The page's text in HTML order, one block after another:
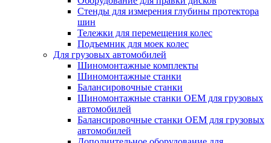
Стенды для измерения глубины протектора
шин
Тележки для перемещения колес
Подъемник для моек колеc
Для грузовых автомобилей
Шиномонтажные комплекты
Шиномонтажные станки
Балансировочные станки
Шиномонтажные станки ОЕМ для грузовых
автомобилей
Балансировочные станки ОЕМ для грузовых
автомобилей